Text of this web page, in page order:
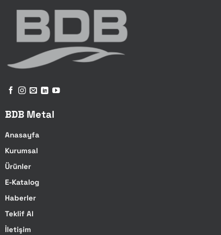
BDB Metal
Anasayfa
Kurumsal
Ürünler
E-Katalog
Haberler
Teklif Al
İletişim